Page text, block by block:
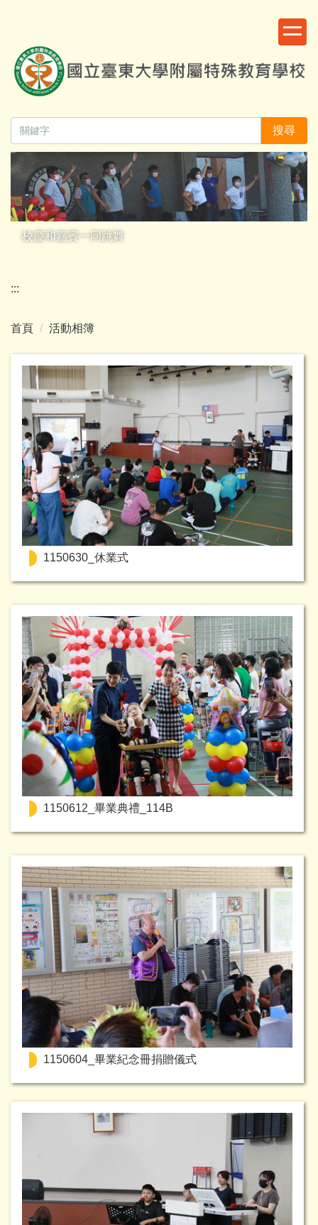
要
內
搜尋
校慶和嘉賓一同跳舞
:::
首頁 活動相簿
1150630_休業式
1150612_畢業典禮_114B
1150604_畢業紀念冊捐贈儀式